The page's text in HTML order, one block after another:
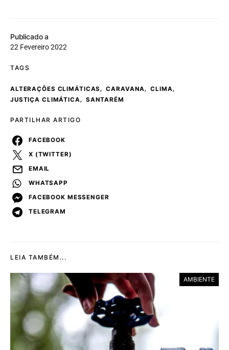
Publicado a
22 Fevereiro 2022
TAGS
ALTERAÇÕES CLIMÁTICAS, CARAVANA, CLIMA,
JUSTIÇA CLIMÁTICA, SANTARÉM
PARTILHAR ARTIGO
FACEBOOK
X (TWITTER)
EMAIL
WHATSAPP
FACEBOOK MESSENGER
TELEGRAM
LEIA TAMBÉM...
AMBIENTE